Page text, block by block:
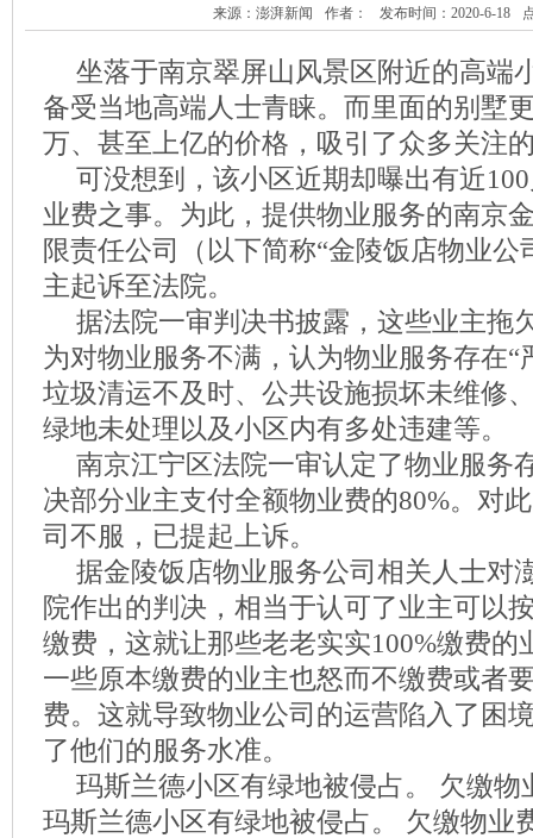
来源：澎湃新闻 作者： 发布时间：2020-6-18
坐落于南京翠屏山风景区附近的高端
备受当地高端人士青睐。而里面的别墅
万、甚至上亿的价格，吸引了众多关注
可没想到，该小区近期却曝出有近
业费之事。为此，提供物业服务的南京
限责任公司（以下简称“金陵饭店物业公
主起诉至法院。
据法院一审判决书披露，这些业主拖
为对物业服务不满，认为物业服务存在“
垃圾清运不及时、公共设施损坏未维修
绿地未处理以及小区内有多处违建等。
南京江宁区法院一审认定了物业服务
决部分业主支付全额物业费的80%。对
司不服，已提起上诉。
据金陵饭店物业服务公司相关人士对
院作出的判决，相当于认可了业主可以
缴费，这就让那些老老实实100%缴费的
一些原本缴费的业主也怒而不缴费或者
费。这就导致物业公司的运营陷入了困
了他们的服务水准。
玛斯兰德小区有绿地被侵占。 欠缴物
玛斯兰德小区有绿地被侵占。 欠缴物业